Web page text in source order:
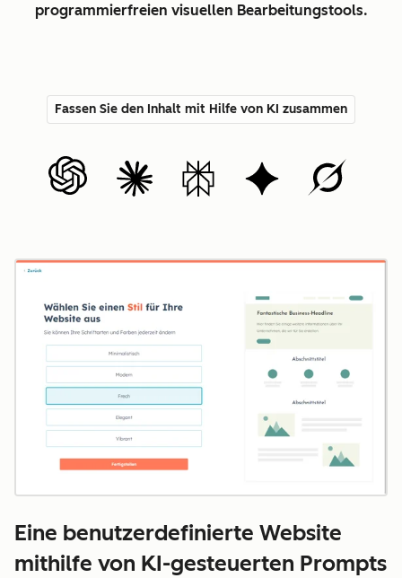
programmierfreien visuellen Bearbeitungstools.
Fassen Sie den Inhalt mit Hilfe von KI zusammen
Eine benutzerdefinierte Website
mithilfe von KI-gesteuerten Prompts